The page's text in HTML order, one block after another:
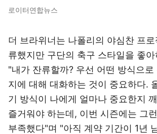
로이터연합뉴스
더 브라위너는 나폴리의 야심찬 프
류했지만 구단의 축구 스타일을 좋
"내가 잔류할까? 우선 어떤 방식으로
지에 대해 대화하는 것이 중요하다.
기 방식이 나에게 얼마나 중요한지
즐거워야 하는데, 이번 시즌에는 그
부족했다"며 "아직 계약 기간이 1년